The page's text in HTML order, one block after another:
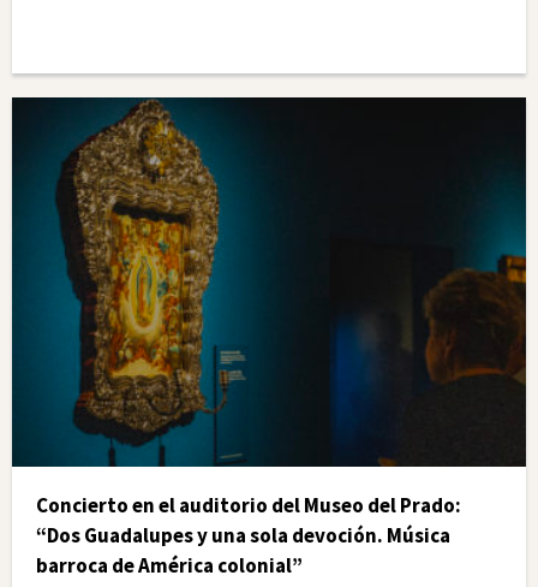
Concierto en el auditorio del Museo del Prado:
“Dos Guadalupes y una sola devoción. Música
barroca de América colonial”